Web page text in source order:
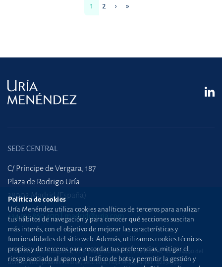
1 2 › »
SEDE CENTRAL
C/ Príncipe de Vergara, 187
Plaza de Rodrigo Uría
28002 Madrid (España)
+34 915 860 400 madrid@uria.com
Uría Menéndez Abogados, S.L.P. | Registro Mercantil de Madrid, Tomo 24490 del
Libro de Inscripciones Folio 42, Sección 8, Hoja M-43976. NIF: B28563963
Política de cookies
Uría Menéndez utiliza cookies analíticas de terceros para analizar
tus hábitos de navegación y para conocer qué secciones suscitan
más interés, con el objetivo de mejorar las características y
funcionalidades del sitio web. Además, utilizamos cookies técnicas
propias y de terceros para recordar tus preferencias, mitigar el
riesgo asociado al spam y al tráfico de bots y permitir la gestión y